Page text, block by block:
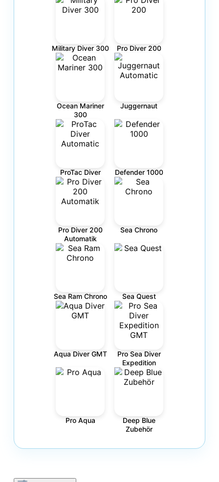
Military Diver 300 Pro Diver 200
Ocean Mariner
300
Juggernaut
ProTac Diver Defender 1000
Pro Diver 200
Automatik
Sea Chrono
Sea Ram Chrono Sea Quest
Aqua Diver GMT
Pro Sea Diver
Expedition
Pro Aqua
Deep Blue
Zubehör